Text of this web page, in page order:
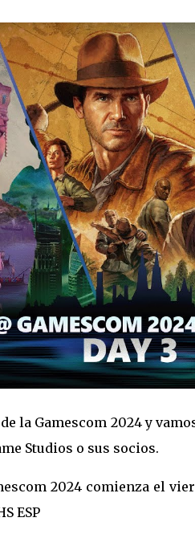
la Gamescom 2024 y
Studios o sus socios.
2024 comienza el
ESP